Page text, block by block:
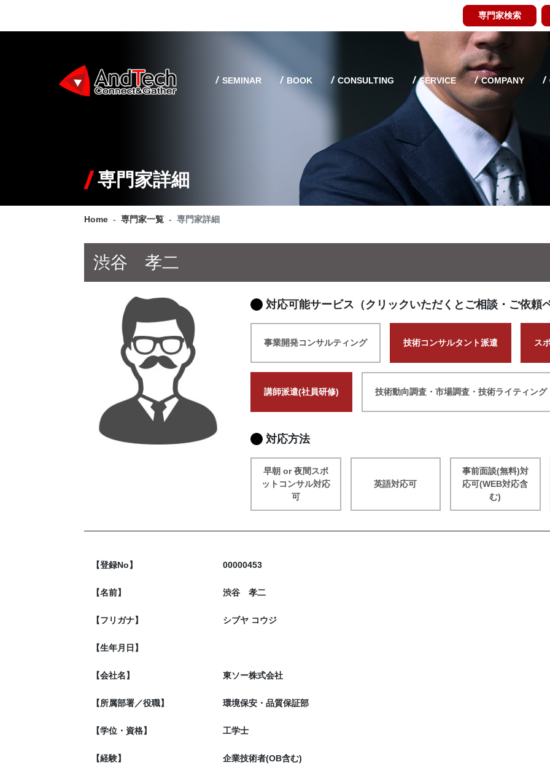
専門家検索
SEMINAR BOOK CONSULTING SERVICE COMPANY
専門家詳細
Home 専門家一覧 専門家詳細
渋谷 孝二
対応可能サービス（クリックいただくとご相談・ご依頼
事業開発コンサルティング 技術コンサルタント派遣 ス
講師派遣(社員研修) 技術動向調査・市場調査・技術ライティング
対応方法
早朝 or 夜間スポ
ットコンサル対応
可
英語対応可
事前面談(無料)対
応可(WEB対応含
む)
【登録No】 00000453
【名前】 渋谷 孝二
【フリガナ】 シブヤ コウジ
【生年月日】
【会社名】 東ソー株式会社
【所属部署／役職】 環境保安・品質保証部
【学位・資格】 工学士
【経験】 企業技術者(OB含む)